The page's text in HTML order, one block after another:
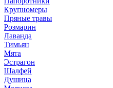
Крупномеры
Пряные травы
Розмарин
Лаванда
Тимьян
Мята
Эстрагон
Шалфей
Душица